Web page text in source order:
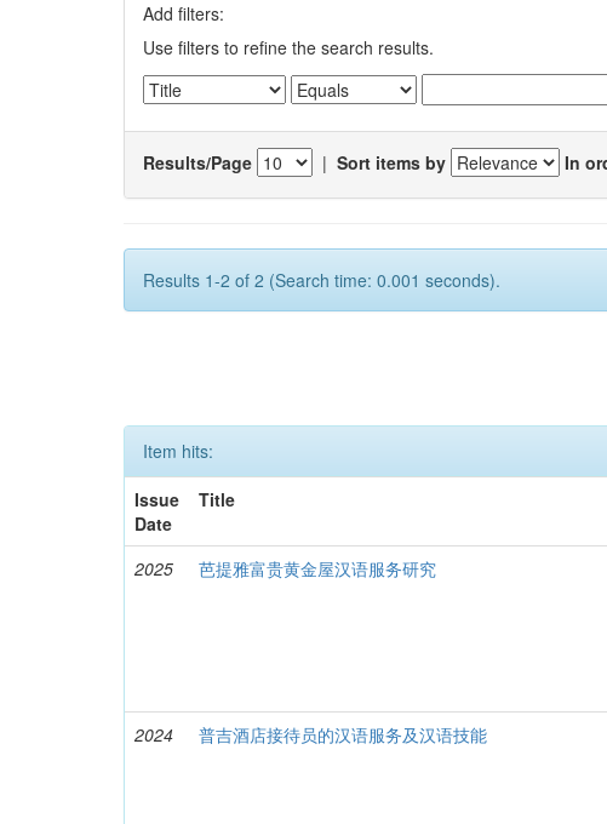
Add filters:
Use filters to refine the search results.
Results/Page | Sort items by In
Results 1-2 of 2 (Search time: 0.001 seconds).
Item hits:
Issue
Date
Title
2025 芭提雅富贵黄金屋汉语服务研究
2024
普吉酒店接待员的汉语服务及汉语技能